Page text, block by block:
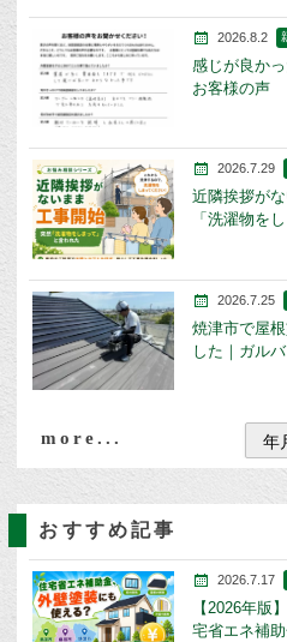
2026.8.2
感じが良か
お客様の声
2026.7.29
近隣挨拶が
「洗濯物を
2026.7.25
焼津市で屋
した｜ガル
more...
おすすめ記事
2026.7.17
【2026年版
宅省エネ補